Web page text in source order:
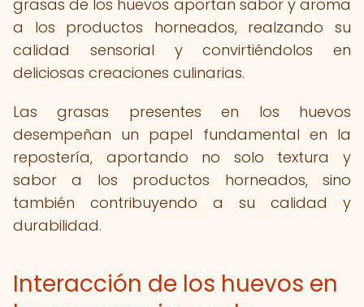
grasas de los huevos aportan sabor y aroma
a los productos horneados, realzando su
calidad sensorial y convirtiéndolos en
deliciosas creaciones culinarias.
Las grasas presentes en los huevos
desempeñan un papel fundamental en la
repostería, aportando no solo textura y
sabor a los productos horneados, sino
también contribuyendo a su calidad y
durabilidad.
Interacción de los huevos en